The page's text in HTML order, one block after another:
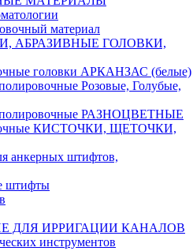
материал
АБРАЗИВНЫЕ ГОЛОВКИ,
головки АРКАНЗАС (белые)
Розовые, Голубые,
полировочные РАЗНОЦВЕТНЫЕ
КИСТОЧКИ, ЩЕТОЧКИ,
анкерных штифтов,
штифты
ДЛЯ ИРРИГАЦИИ КАНАЛОВ
инструментов